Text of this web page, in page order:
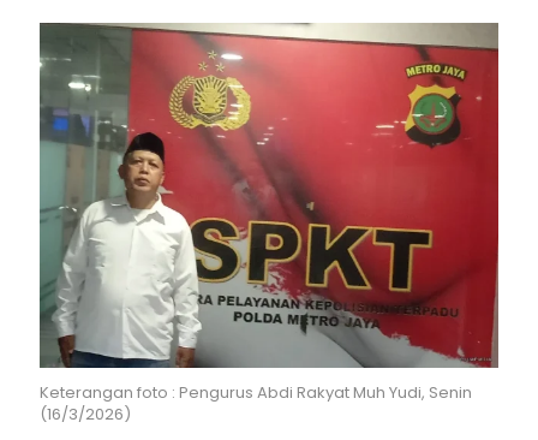
Keterangan foto : Pengurus Abdi Rakyat Muh Yudi, Senin
(16/3/2026)